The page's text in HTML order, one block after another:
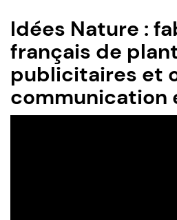
Idées Nature :
français de
publicitaires et
communication